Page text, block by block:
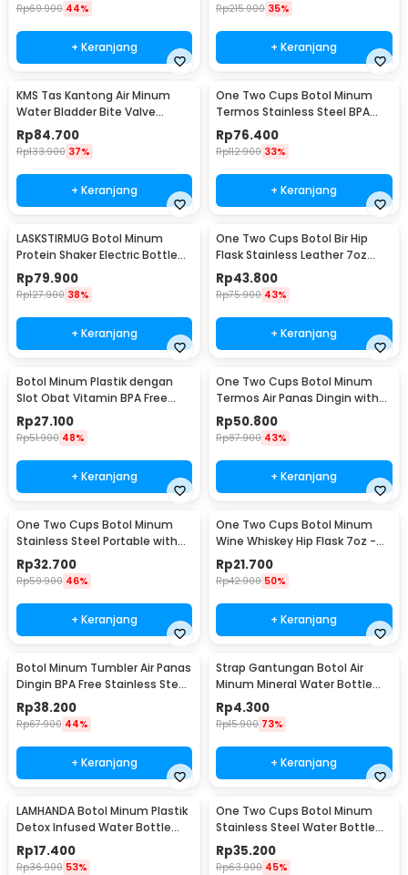
Rp69.900 44%
+ Keranjang
Rp215.900 35%
+ Keranjang
KMS Tas Kantong Air Minum
Water Bladder Bite Valve
Hydration Bag 3L - BL018
Rp84.700
Rp133.900 37%
+ Keranjang
One Two Cups Botol Minum
Termos Stainless Steel BPA
Free 400ml - K623
Rp76.400
Rp112.900 33%
+ Keranjang
LASKSTIRMUG Botol Minum
Protein Shaker Electric Bottle
BPA Free 480ml - 1505
Rp79.900
Rp127.900 38%
+ Keranjang
One Two Cups Botol Bir Hip
Flask Stainless Leather 7oz
with Shot Glass
Rp43.800
Rp75.900 43%
+ Keranjang
Botol Minum Plastik dengan
Slot Obat Vitamin BPA Free
600ml - 830
Rp27.100
Rp51.900 48%
+ Keranjang
One Two Cups Botol Minum
Termos Air Panas Dingin with
Cup Head 500ml - SUS304
Rp50.800
Rp87.900 43%
+ Keranjang
One Two Cups Botol Minum
Stainless Steel Portable with
Carabiner 750ml - GBD
Rp32.700
Rp59.900 46%
+ Keranjang
One Two Cups Botol Minum
Wine Whiskey Hip Flask 7oz -
F0212
Rp21.700
Rp42.900 50%
+ Keranjang
Botol Minum Tumbler Air Panas
Dingin BPA Free Stainless Steel
350ml - HS-6983
Rp38.200
Rp67.900 44%
+ Keranjang
Strap Gantungan Botol Air
Minum Mineral Water Bottle
Belt Hanger - 3330
Rp4.300
Rp15.900 73%
+ Keranjang
LAMHANDA Botol Minum Plastik
Detox Infused Water Bottle
BPA Free 1L - QWF236
Rp17.400
Rp36.900 53%
One Two Cups Botol Minum
Stainless Steel Water Bottle
300ml - YM006
Rp35.200
Rp63.900 45%